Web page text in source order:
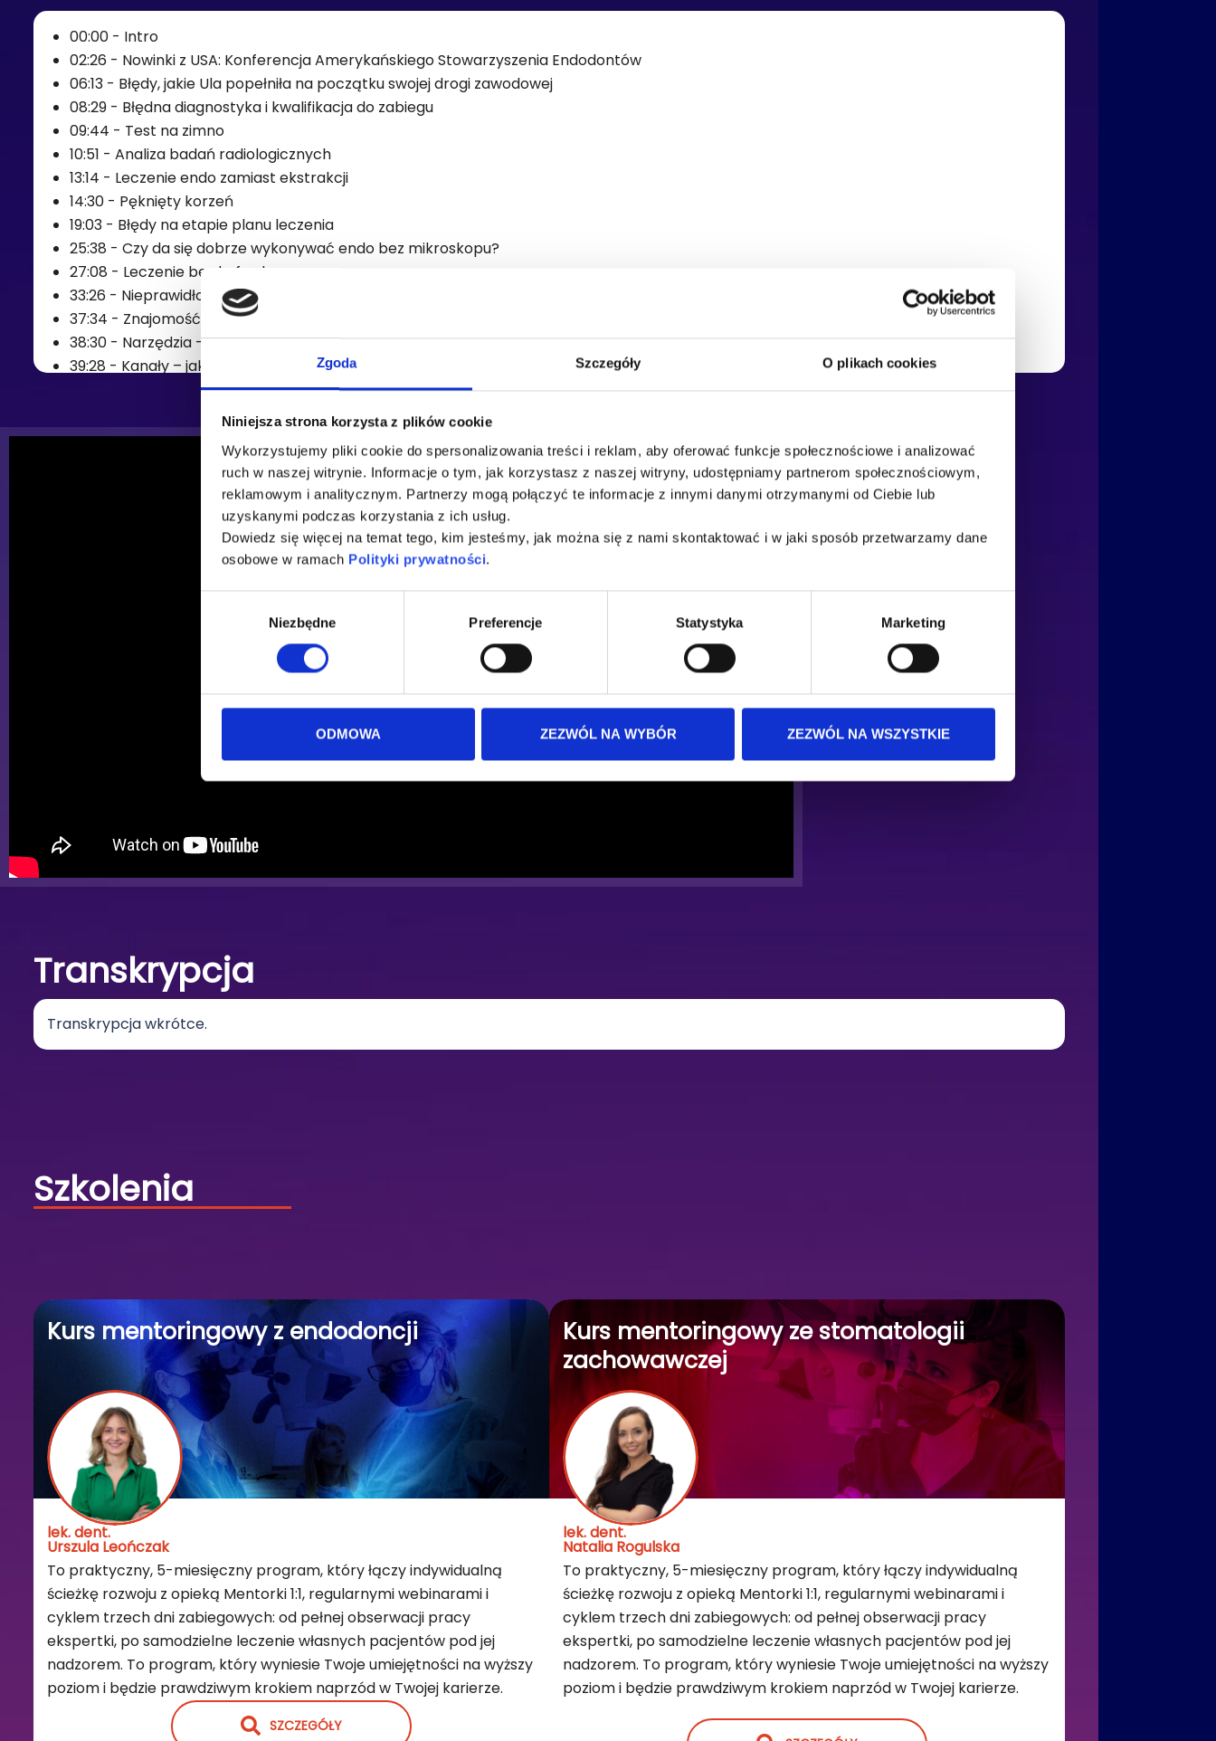
Zgoda Szczegóły O plikach cookies
Niniejsza strona korzysta z plików cookie
Wykorzystujemy pliki cookie do spersonalizowania treści i reklam, aby oferować funkcje społecznościowe i analizować
ruch w naszej witrynie. Informacje o tym, jak korzystasz z naszej witryny, udostępniamy partnerom społecznościowym,
reklamowym i analitycznym. Partnerzy mogą połączyć te informacje z innymi danymi otrzymanymi od Ciebie lub
uzyskanymi podczas korzystania z ich usług.
Dowiedz się więcej na temat tego, kim jesteśmy, jak można się z nami skontaktować i w jaki sposób przetwarzamy dane
osobowe w ramach Polityki prywatności.
Niezbędne Preferencje Statystyka Marketing
ODMOWA ZEZWÓL NA WYBÓR ZEZWÓL NA WSZYSTKIE
00:00 - Intro
02:26 - Nowinki z USA: Konferencja Amerykańskiego Stowarzyszenia Endodontów
06:13 - Błędy, jakie Ula popełniła na początku swojej drogi zawodowej
08:29 - Błędna diagnostyka i kwalifikacja do zabiegu
09:44 - Test na zimno
10:51 - Analiza badań radiologicznych
13:14 - Leczenie endo zamiast ekstrakcji
14:30 - Pęknięty korzeń
19:03 - Błędy na etapie planu leczenia
25:38 - Czy da się dobrze wykonywać endo bez mikroskopu?
27:08 - Leczenie bez koferdamu
33:26 - Nieprawidłowy dostęp
37:34 - Znajomość anatomii
38:30 - Narzędzia – dostęp
39:28 - Kanały – jak znaleźć wszystkie?
42:30 - Co wpływa na nasz rozwój
43:28 - Perforacje
45:44 - Długość robocza
48:56 - Brak drożności kanałów
54:49 - Podchloryn sodu
01:08:50 - Kurs mentoringowy
Transkrypcja
Transkrypcja wkrótce.
Szkolenia
Kurs mentoringowy z endodoncji
lek. dent.
Urszula Leończak
To praktyczny, 5-miesięczny program, który łączy indywidualną
ścieżkę rozwoju z opieką Mentorki 1:1, regularnymi webinarami i
cyklem trzech dni zabiegowych: od pełnej obserwacji pracy
ekspertki, po samodzielne leczenie własnych pacjentów pod jej
nadzorem. To program, który wyniesie Twoje umiejętności na wyższy
poziom i będzie prawdziwym krokiem naprzód w Twojej karierze.
SZCZEGÓŁY
Kurs mentoringowy ze stomatologii
zachowawczej
lek. dent.
Natalia Rogulska
To praktyczny, 5-miesięczny program, który łączy indywidualną
ścieżkę rozwoju z opieką Mentorki 1:1, regularnymi webinarami i
cyklem trzech dni zabiegowych: od pełnej obserwacji pracy
ekspertki, po samodzielne leczenie własnych pacjentów pod jej
nadzorem. To program, który wyniesie Twoje umiejętności na wyższy
poziom i będzie prawdziwym krokiem naprzód w Twojej karierze.